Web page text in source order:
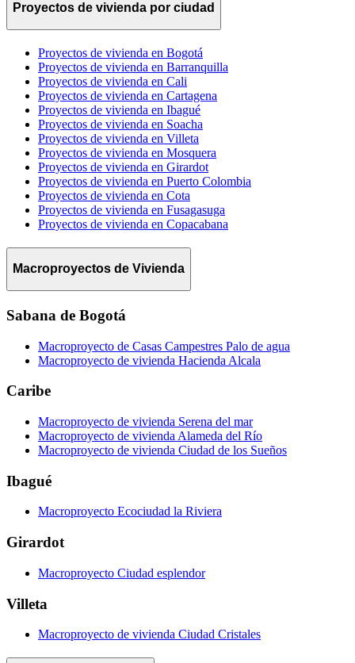
Proyectos de vivienda por ciudad
Proyectos de vivienda en Bogotá
Proyectos de vivienda en Barranquilla
Proyectos de vivienda en Cali
Proyectos de vivienda en Cartagena
Proyectos de vivienda en Ibagué
Proyectos de vivienda en Soacha
Proyectos de vivienda en Villeta
Proyectos de vivienda en Mosquera
Proyectos de vivienda en Girardot
Proyectos de vivienda en Puerto Colombia
Proyectos de vivienda en Cota
Proyectos de vivienda en Fusagasuga
Proyectos de vivienda en Copacabana
Macroproyectos de Vivienda
Sabana de Bogotá
Macroproyecto de Casas Campestres Palo de agua
Macroproyecto de vivienda Hacienda Alcala
Caribe
Macroproyecto de vivienda Serena del mar
Macroproyecto de vivienda Alameda del Río
Macroproyecto de vivienda Ciudad de los Sueños
Ibagué
Macroproyecto Ecociudad la Riviera
Girardot
Macroproyecto Ciudad esplendor
Villeta
Macroproyecto de vivienda Ciudad Cristales